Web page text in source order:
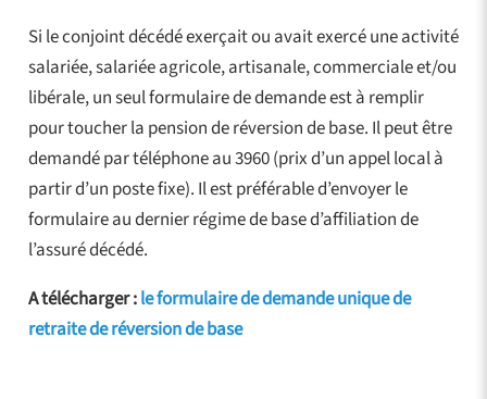
Si le conjoint décédé exerçait ou avait exercé une activité
salariée, salariée agricole, artisanale, commerciale et/ou
libérale, un seul formulaire de demande est à remplir
pour toucher la pension de réversion de base. Il peut être
demandé par téléphone au 3960 (prix d’un appel local à
partir d’un poste fixe). Il est préférable d’envoyer le
formulaire au dernier régime de base d’affiliation de
l’assuré décédé.
A télécharger :le formulaire de demande unique de
retraite de réversion de base